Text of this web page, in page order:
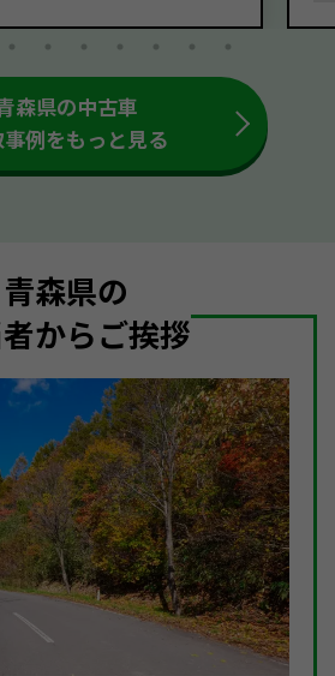
森県の中古車
事例をもっと見る
青森県の
からご挨拶